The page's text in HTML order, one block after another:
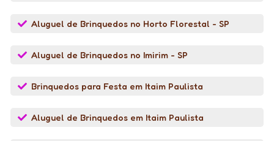
Aluguel de Brinquedos no Horto Florestal - SP
Aluguel de Brinquedos no Imirim - SP
Brinquedos para Festa em Itaim Paulista
Aluguel de Brinquedos em Itaim Paulista